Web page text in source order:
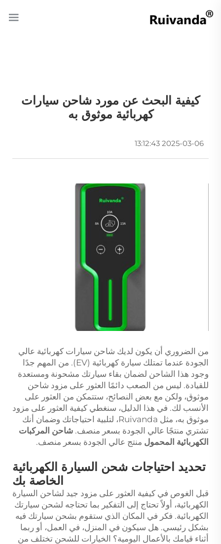
كيفية البحث عن مورد شاحن سيارات
كهربائية موثوق به
2025-03-06 13:12:43
من الضروري أن يكون لديك شاحن سيارات كهربائية عالي
الجودة عندما تمتلك سيارة كهربائية (EV). من المهم جدًا
وجود هذا الشاحن لضمان بقاء سيارتك مشحونة ومستعدة
للقيادة. ليس من الصعب دائمًا العثور على مزود شاحن
موثوق، ولكن مع بعض النصائح، ستتمكن من العثور على
الأنسب لك. في هذا الدليل، سنغطي كيفية العثور على مزود
موثوق به، مثل Ruivanda، لتلبية احتياجاتك وضمان أنك
تشتري منتجًا عالي الجودة بسعر منصف. شاحن المركبات
الكهربائية المحمول منتج عالي الجودة بسعر منصف.
تحديد احتياجات شحن السيارة الكهربائية
الخاصة بك
قبل الغوص في كيفية العثور على مزود جيد لشاحن السيارة
الكهربائية، أولاً تحتاج إلى التفكير بما تحتاجه لشحن سيارتك
الكهربائية. فكر في المكان الذي ستقوم بشحن سيارتك فيه
بشكل رئيسي. هل سيكون في المنزل، في العمل، أو ربما
أثناء قيامك بالأعمال اليومية؟ الخيارات للشحن تختلف من